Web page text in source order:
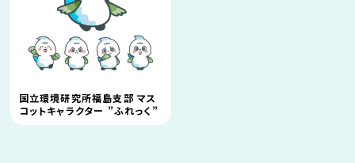
国立環境研究所福島支部 マス
コットキャラクター ”ふれっく”